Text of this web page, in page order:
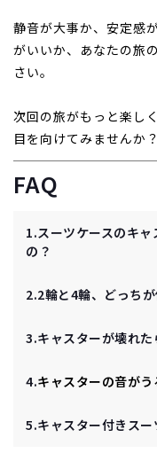
静音が大事か、安定感
がいいか、あなたの旅
さい。
次回の旅がもっと楽し
目を向けてみませんか？
FAQ
1.スーツケースのキ
の？
使えば数年は持ちます
て、数百キロの移動な
を頻繁に通ると、早
ターや高品質のもの
2.2輪と4輪、どっち
ば安定感がありま
4輪は360度動くか
っと不安定になる
3.キャスターが壊れた
たり、潤滑剤を少
直すのは難しいか
4.キャスターの音が
ってくることがあ
5.キャスター付きスー